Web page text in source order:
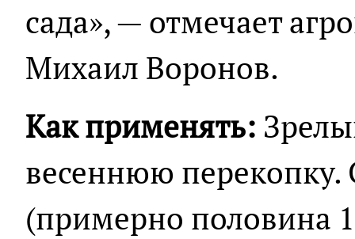
сада», — отмечает
Михаил Воронов.
Как применять:
весеннюю
(примерно половина